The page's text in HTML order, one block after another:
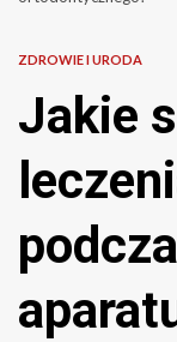
ZDROWIE I URODA
Jakie